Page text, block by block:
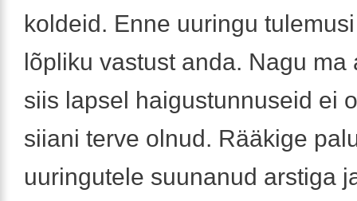
koldeid. Enne uuringu
lõpliku vastust anda. Nagu ma
siis lapsel haigustunnuseid ei
siiani terve olnud. Rääkige
uuringutele suunanud arstiga